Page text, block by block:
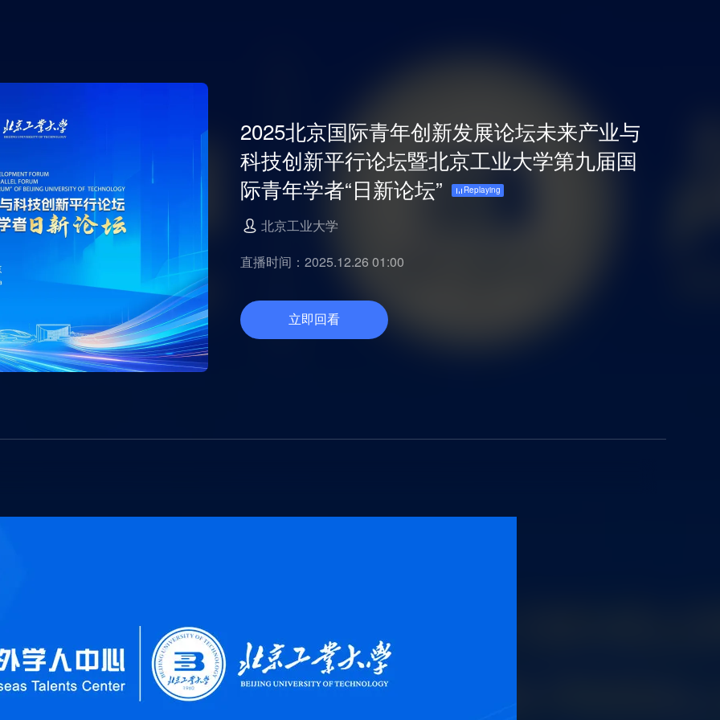
2025北京国际青年创新发展论坛未来产业与
科技创新平行论坛暨北京工业大学第九届国
际青年学者“日新论坛”
北京工业大学
直播时间：2025.12.26 01:00
立即回看